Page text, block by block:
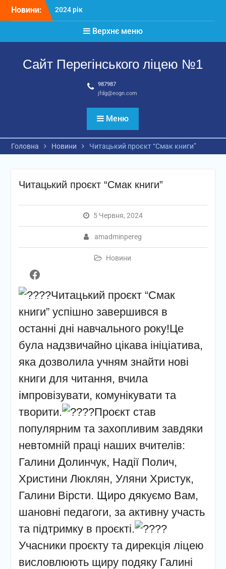
Новини:
2024 рік
Матеріали
Верхнє меню
Сайт Перегінського ліцею №1
987987
jfdg@eogn.com
Меню
Головна Новини Читацький проєкт “Смак книги”
Читацький проєкт “Смак книги”
5 Червня, 2024
amadminpereg
Новини
Facebook
Читацький проєкт “Смак
книги” успішно завершився в
останні дні навчального року!Це
була надзвичайно цікава ініціатива,
яка дозволила учням знайти нові
книги для читання, вчила
імпровізувати, комунікувати та
творити.
Проєкт став
популярним та захопливим завдяки
невтомній праці наших вчителів:
Галини Долинчук, Надії Полич,
Христини Люклян, Уляни Христук,
Галини Вірсти. Щиро дякуємо Вам,
шановні педагоги, за активну участь
та підтримку в проєкті.
Учасники проєкту та дирекція ліцею
висловлюють щиру подяку Галині